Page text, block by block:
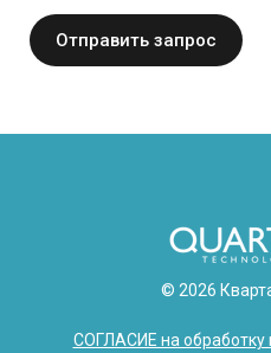
Отправить запрос
© 2026
СОГЛАСИЕ на обработку